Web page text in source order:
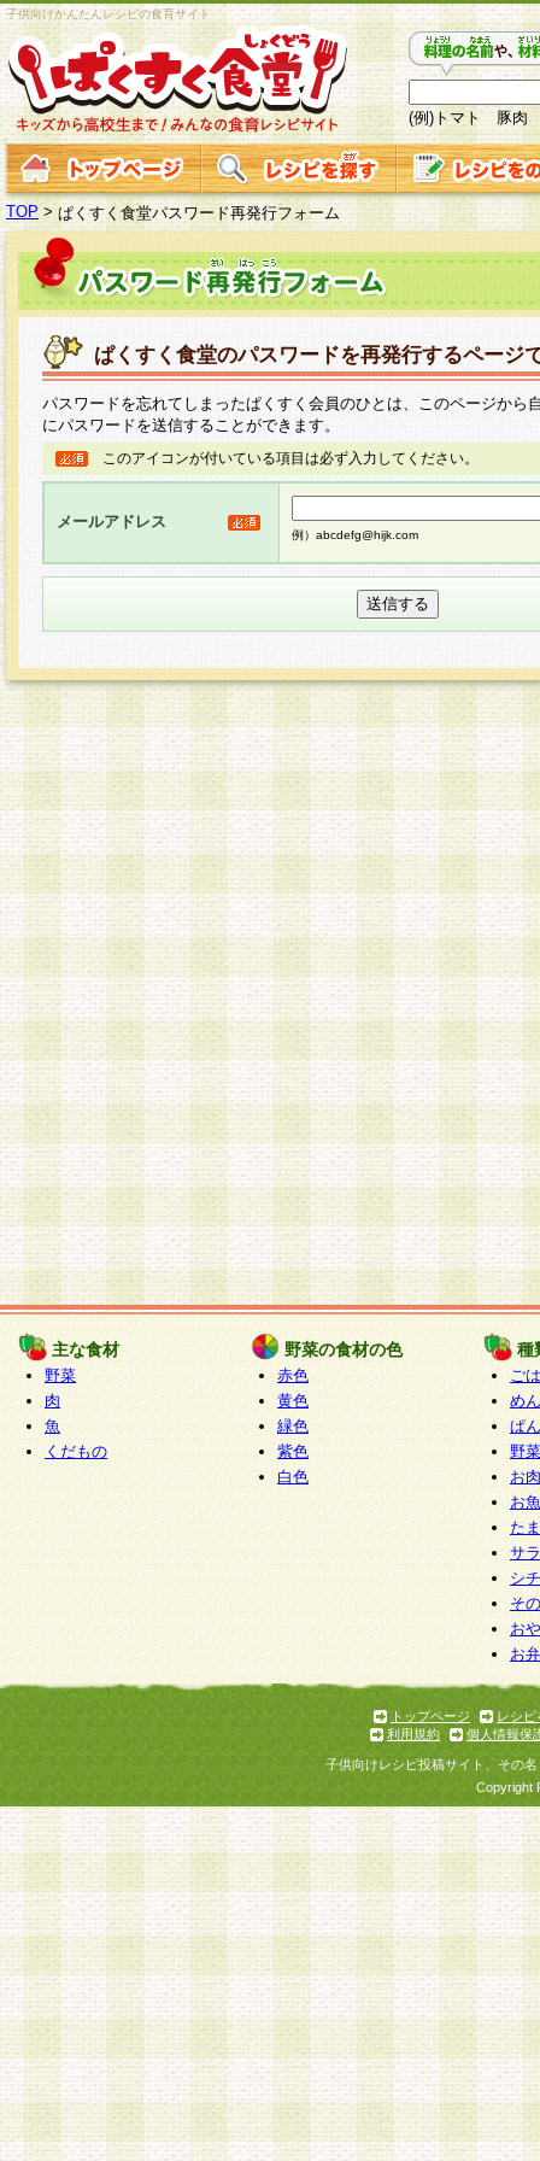
子供向けかんたんレシピの食育サイト
(例)トマト 豚肉
TOP > ぱくすく食堂パスワード再発行フォーム
ぱくすく食堂のパスワードを再発行するページ
パスワードを忘れてしまったぱくすく会員のひとは、このページから
にパスワードを送信することができます。
このアイコンが付いている項目は必ず入力してください。
メールアドレス
例）abcdefg@hijk.com
主な食材
野菜
肉
魚
くだもの
野菜の食材の色
赤色
黄色
緑色
紫色
白色
種
ご
めん
ぱん
野
お
お
た
サ
シ
そ
お
お
トップページ
レシピ
利用規約
個人情報保
子供向けレシピ投稿サイト、その
Copyright